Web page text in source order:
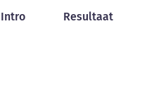
Intro Resultaat